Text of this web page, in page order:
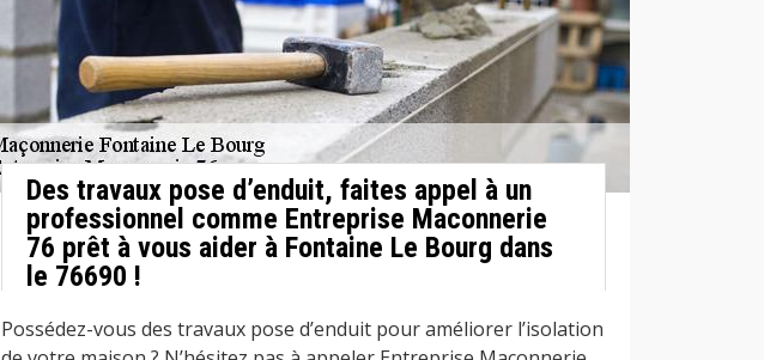
Des travaux pose d’enduit, faites appel à un
professionnel comme Entreprise Maconnerie
76 prêt à vous aider à Fontaine Le Bourg dans
le 76690 !
Possédez-vous des travaux pose d’enduit pour améliorer l’isolation